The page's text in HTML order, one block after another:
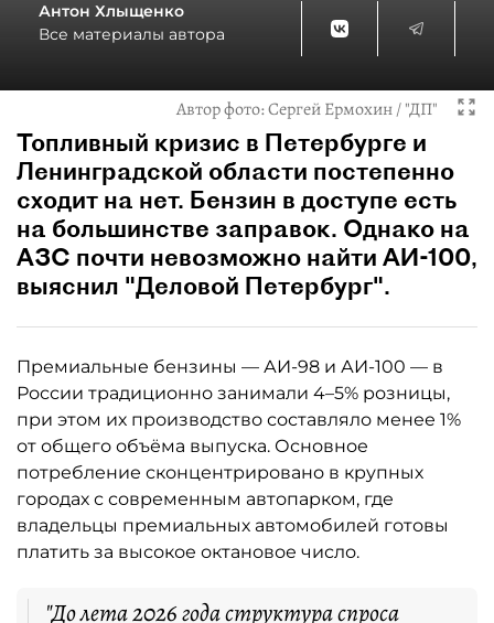
Антон Хлыщенко
Все материалы автора
Автор фото:Сергей Ермохин / "ДП"
Топливный кризис в Петербурге и
Ленинградской области постепенно
сходит на нет. Бензин в доступе есть
на большинстве заправок. Однако на
АЗС почти невозможно найти АИ-100,
выяснил "Деловой Петербург".
Премиальные бензины — АИ-98 и АИ-100 — в
России традиционно занимали 4–5% розницы,
при этом их производство составляло менее 1%
от общего объёма выпуска. Основное
потребление сконцентрировано в крупных
городах с современным автопарком, где
владельцы премиальных автомобилей готовы
платить за высокое октановое число.
"До лета 2026 года структура спроса